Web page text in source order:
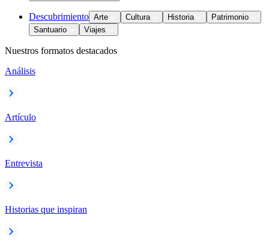
Descubrimiento Arte Cultura Historia
Patrimonio
Santuario
Viajes
Nuestros formatos destacados
Análisis
Artículo
Entrevista
Historias que inspiran